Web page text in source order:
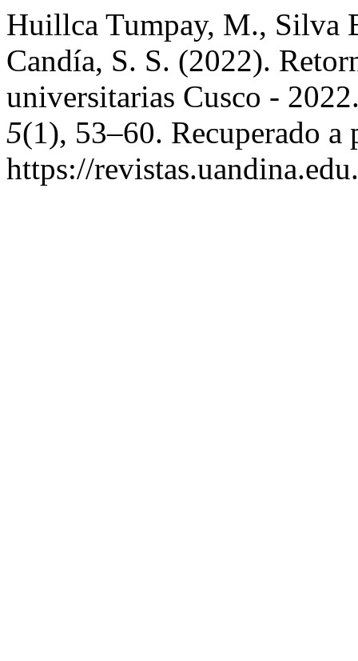
Huillca Tumpay, M., Silva
Candía, S. S. (2022).
universitarias Cusco -
5(1), 53–60. Recuperado a
https://